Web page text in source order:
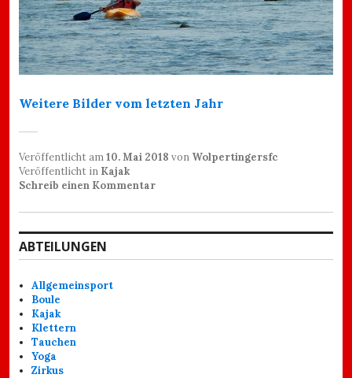
Weitere Bilder vom letzten Jahr
Veröffentlicht am10. Mai 2018 von Wolpertingersfc
Veröffentlicht in Kajak
Schreib einen Kommentar
ABTEILUNGEN
Allgemeinsport
Boule
Kajak
Klettern
Tauchen
Yoga
Zirkus